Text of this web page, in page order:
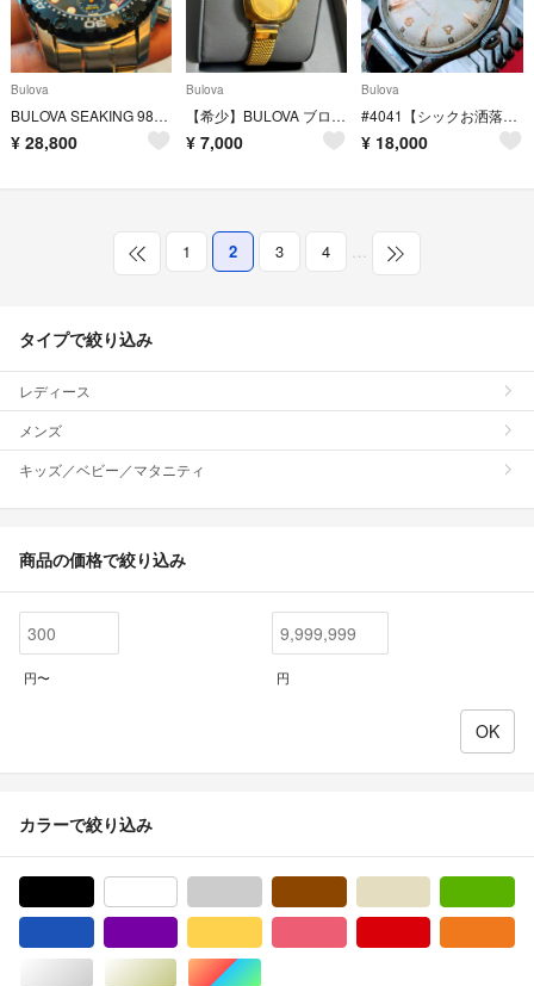
Bulova
BULOVA SEAKING 98B244 クロノグラフクォーツ
¥ 28,800
Bulova
【希少】BULOVA ブローバ 手巻き 腕時計 ヴィンテージ ゴールド 稼動品
¥ 7,000
Bulova
#4041【シックお洒落】メンズ 腕時計 ブローバ 動作品 自動巻 アンティーク
¥ 18,000
1 2 3 4 …
タイプで絞り込み
レディース
メンズ
キッズ／ベビー／マタニティ
商品の価格で絞り込み
円〜 円
カラーで絞り込み
シルバー/銀色系ゴールド/金色系マルチカラー